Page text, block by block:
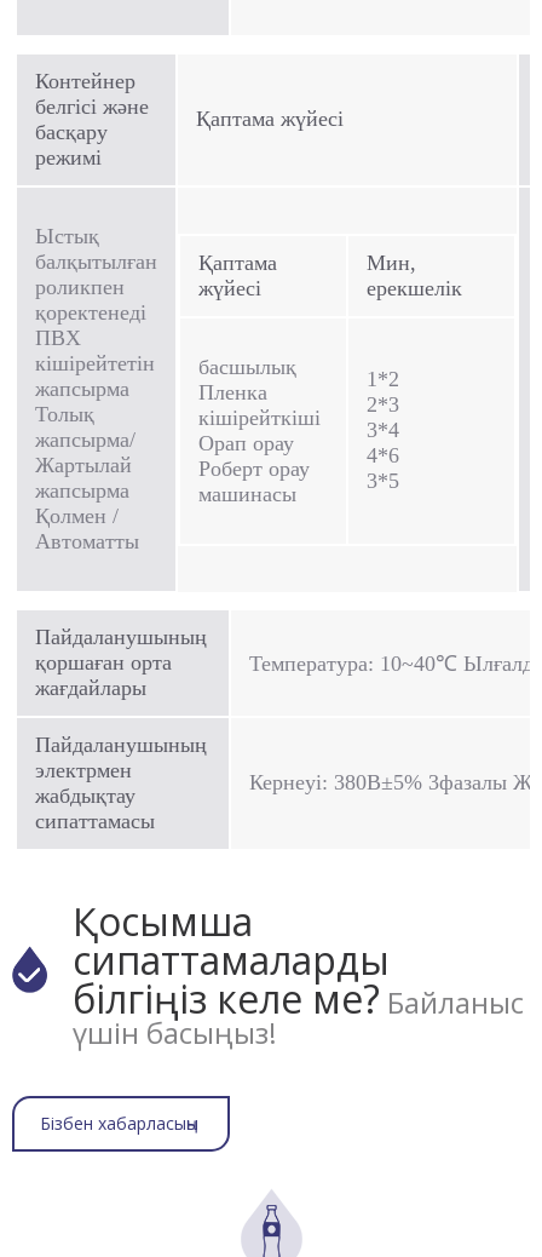
Контейнер
белгісі және
басқару
режимі
Қаптама жүйесі
Ыстық
балқытылған
роликпен
қоректенеді
ПВХ
кішірейтетін
жапсырма
Толық
жапсырма/
Жартылай
жапсырма
Қолмен /
Автоматты
Қаптама
жүйесі
Мин,
ерекшелік
басшылық
Пленка
кішірейткіші
Орап орау
Роберт орау
машинасы
1*2
2*3
3*4
4*6
3*5
Пайдаланушының
қоршаған орта
жағдайлары
Температура: 10~40℃
Пайдаланушының
электрмен
жабдықтау
сипаттамасы
Кернеуі: 380В±5% 3фазалы
Қосымша
сипаттамаларды
білгіңіз келе ме? Байланыс
үшін басыңыз!
Бізбен хабарласыңы